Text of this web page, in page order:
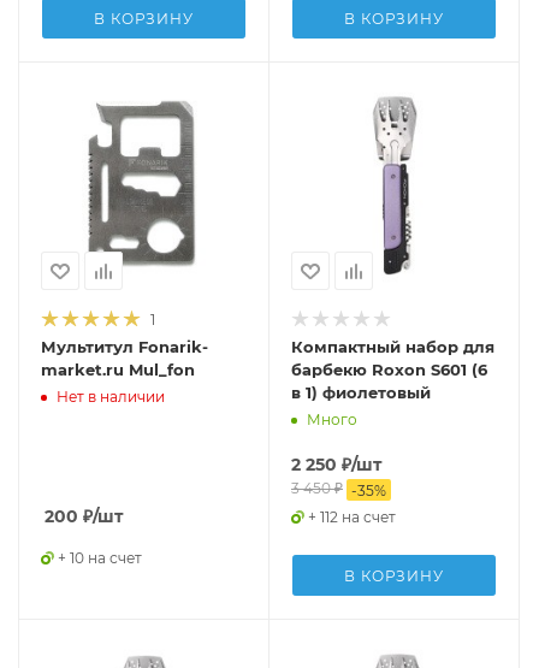
В КОРЗИНУ В КОРЗИНУ
1
Мультитул Fonarik-
market.ru Mul_fon
Нет в наличии
200 ₽/шт
+ 10 на счет
Компактный набор для
барбекю Roxon S601 (6
в 1) фиолетовый
Много
2 250 ₽/шт
3 450₽ -35%
+ 112 на счет
В КОРЗИНУ